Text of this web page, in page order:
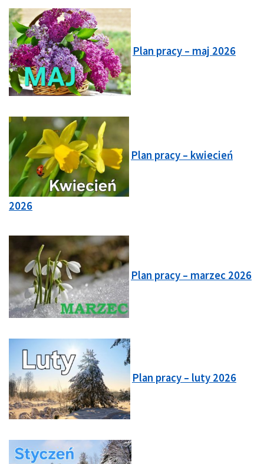
Plan pracy – maj 2026
Plan pracy – kwiecień
2026
Plan pracy – marzec 2026
Plan pracy – luty 2026